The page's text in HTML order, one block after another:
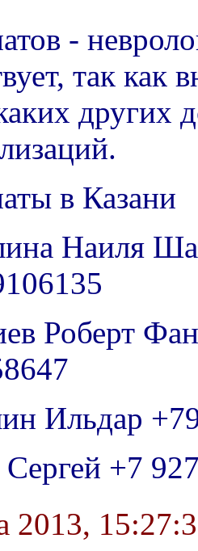
-
так как
других
в Казани
Наиля
Роберт
Ильдар
Сергей +7
2013,